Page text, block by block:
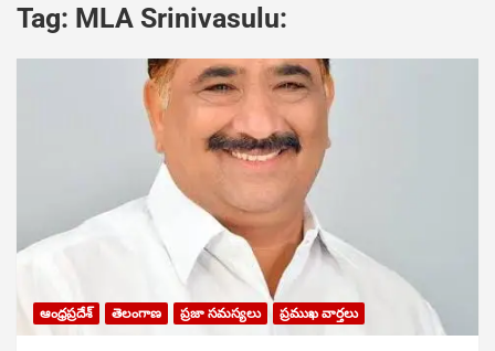
Tag: MLA Srinivasulu:
ఆంధ్రప్రదేశ్ తెలంగాణ ప్రజా సమస్యలు ప్రముఖ వార్తలు